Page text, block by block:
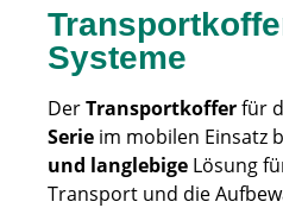
Systeme
DerTransportkofferfür
Serie im mobilen Einsatz
und langlebige Lösung
Transport und die